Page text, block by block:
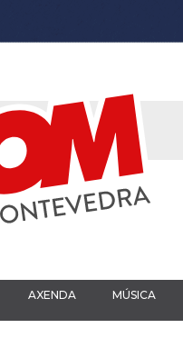
AXENDA MÚSICA